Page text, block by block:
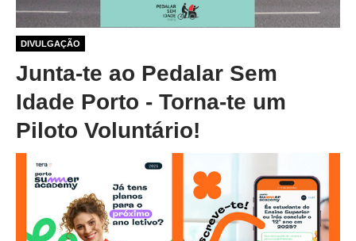
DIVULGAÇÃO
1 ano 1 mês atrás
Junta-te ao Pedalar Sem
Idade Porto - Torna-te um
Piloto Voluntário!